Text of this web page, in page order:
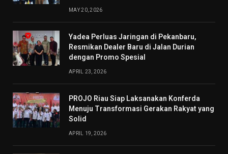
MAY 20, 2026
Yadea Perluas Jaringan di Pekanbaru,
Resmikan Dealer Baru di Jalan Durian
dengan Promo Spesial
APRIL 23, 2026
PROJO Riau Siap Laksanakan Konferda
Menuju Transformasi Gerakan Rakyat yang
Solid
APRIL 19, 2026